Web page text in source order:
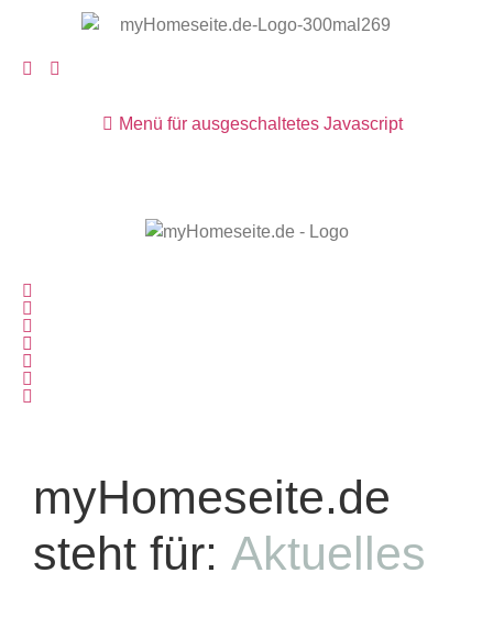
Menü für ausgeschaltetes Javascript
myHomeseite.de
steht für: Aktuelles